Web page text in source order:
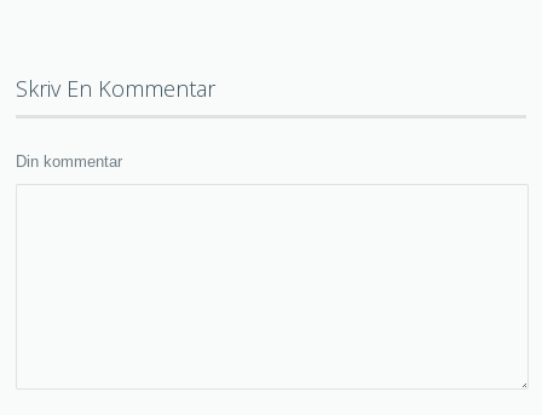
Skriv En Kommentar
Din kommentar